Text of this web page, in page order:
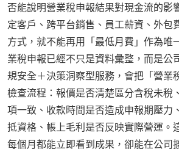
否能說明營業稅申報結果對現金流的影
定客戶、跨平台銷售、員工薪資、外包
方式，就不能再用「最低月費」作為唯
業稅申報已經不只是資料彙整，而是公
規安全＋決策洞察型服務，會把「營業
檢查流程：報價是否清楚區分含稅未稅
項一致、收款時間是否造成申報期壓力
抵資格、帳上毛利是否反映實際營運。
每個月都能立即看到成果，卻能在公司